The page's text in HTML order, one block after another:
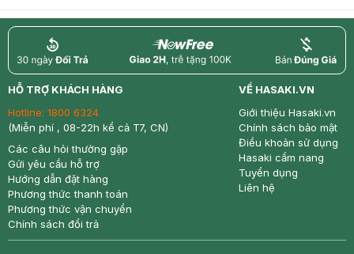
return nowfree price
HỖ TRỢ KHÁCH HÀNG
Hotline: 1800 6324
(Miễn phí , 08-22h kể cả T7, CN)
Các câu hỏi thường gặp
Gửi yêu cầu hỗ trợ
Hướng dẫn đặt hàng
Phương thức thanh toán
Phương thức vận chuyển
Chính sách đổi trả
VỀ HASAKI.VN
Giới thiệu Hasaki.vn
Chính sách bảo mật
Điều khoản sử dụng
Hasaki cẩm nang
Tuyển dụng
Liên hệ